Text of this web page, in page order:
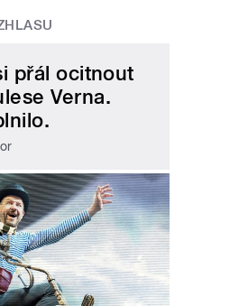
přál ocitnout
Verna.